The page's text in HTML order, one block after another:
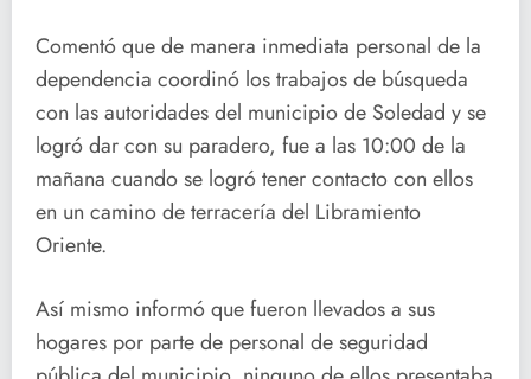
Comentó que de manera inmediata personal de la
dependencia coordinó los trabajos de búsqueda
con las autoridades del municipio de Soledad y se
logró dar con su paradero, fue a las 10:00 de la
mañana cuando se logró tener contacto con ellos
en un camino de terracería del Libramiento
Oriente.
Así mismo informó que fueron llevados a sus
hogares por parte de personal de seguridad